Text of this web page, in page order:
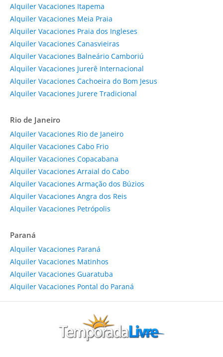
Alquiler Vacaciones Itapema
Alquiler Vacaciones Meia Praia
Alquiler Vacaciones Praia dos Ingleses
Alquiler Vacaciones Canasvieiras
Alquiler Vacaciones Balneário Camboriú
Alquiler Vacaciones Jurerê Internacional
Alquiler Vacaciones Cachoeira do Bom Jesus
Alquiler Vacaciones Jurere Tradicional
Rio de Janeiro
Alquiler Vacaciones Rio de Janeiro
Alquiler Vacaciones Cabo Frio
Alquiler Vacaciones Copacabana
Alquiler Vacaciones Arraial do Cabo
Alquiler Vacaciones Armação dos Búzios
Alquiler Vacaciones Angra dos Reis
Alquiler Vacaciones Petrópolis
Paraná
Alquiler Vacaciones Paraná
Alquiler Vacaciones Matinhos
Alquiler Vacaciones Guaratuba
Alquiler Vacaciones Pontal do Paraná